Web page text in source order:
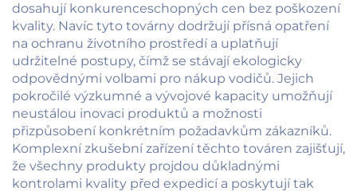
dosahují konkurenceschopných cen bez poškození
kvality. Navíc tyto továrny dodržují přísná opatření
na ochranu životního prostředí a uplatňují
udržitelné postupy, čímž se stávají ekologicky
odpovědnými volbami pro nákup vodičů. Jejich
pokročilé výzkumné a vývojové kapacity umožňují
neustálou inovaci produktů a možnosti
přizpůsobení konkrétním požadavkům zákazníků.
Komplexní zkušební zařízení těchto továren zajišťují,
že všechny produkty projdou důkladnými
kontrolami kvality před expedicí a poskytují tak